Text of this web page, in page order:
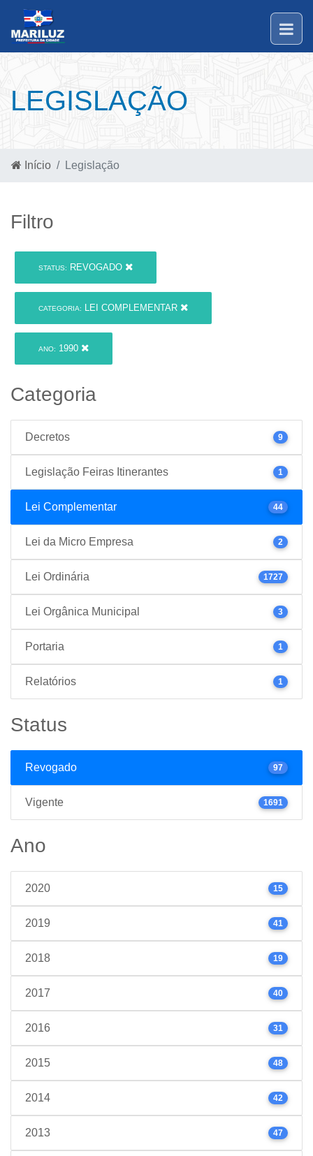
LEGISLAÇÃO
Início Legislação
Filtro
STATUS: REVOGADO
CATEGORIA: LEI COMPLEMENTAR
ANO: 1990
Categoria
Decretos 9
Legislação Feiras Itinerantes 1
Lei Complementar 44
Lei da Micro Empresa 2
Lei Ordinária 1727
Lei Orgânica Municipal 3
Portaria 1
Relatórios 1
Status
Revogado 97
Vigente 1691
Ano
2020 15
2019 41
2018 19
2017 40
2016 31
2015 48
2014 42
2013 47